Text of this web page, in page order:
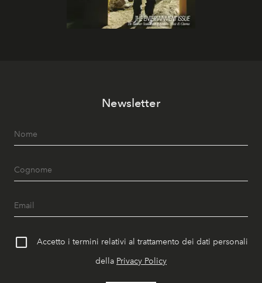
Newsletter
Accetto i termini relativi al trattamento dei dati personali
della Privacy Policy